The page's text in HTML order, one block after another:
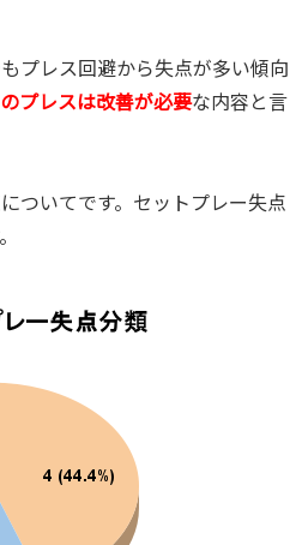
プレス回避から失点が多い傾向
プレスは改善が必要な内容と言
ついてです。セットプレー失点